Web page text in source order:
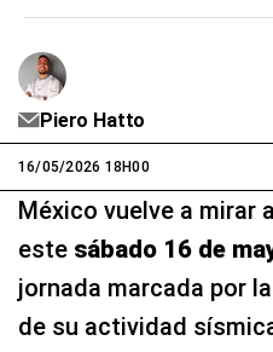
Piero Hatto
16/05/2026 18H00
México vuelve a mirar
este sábado 16 de
jornada marcada por
de su actividad